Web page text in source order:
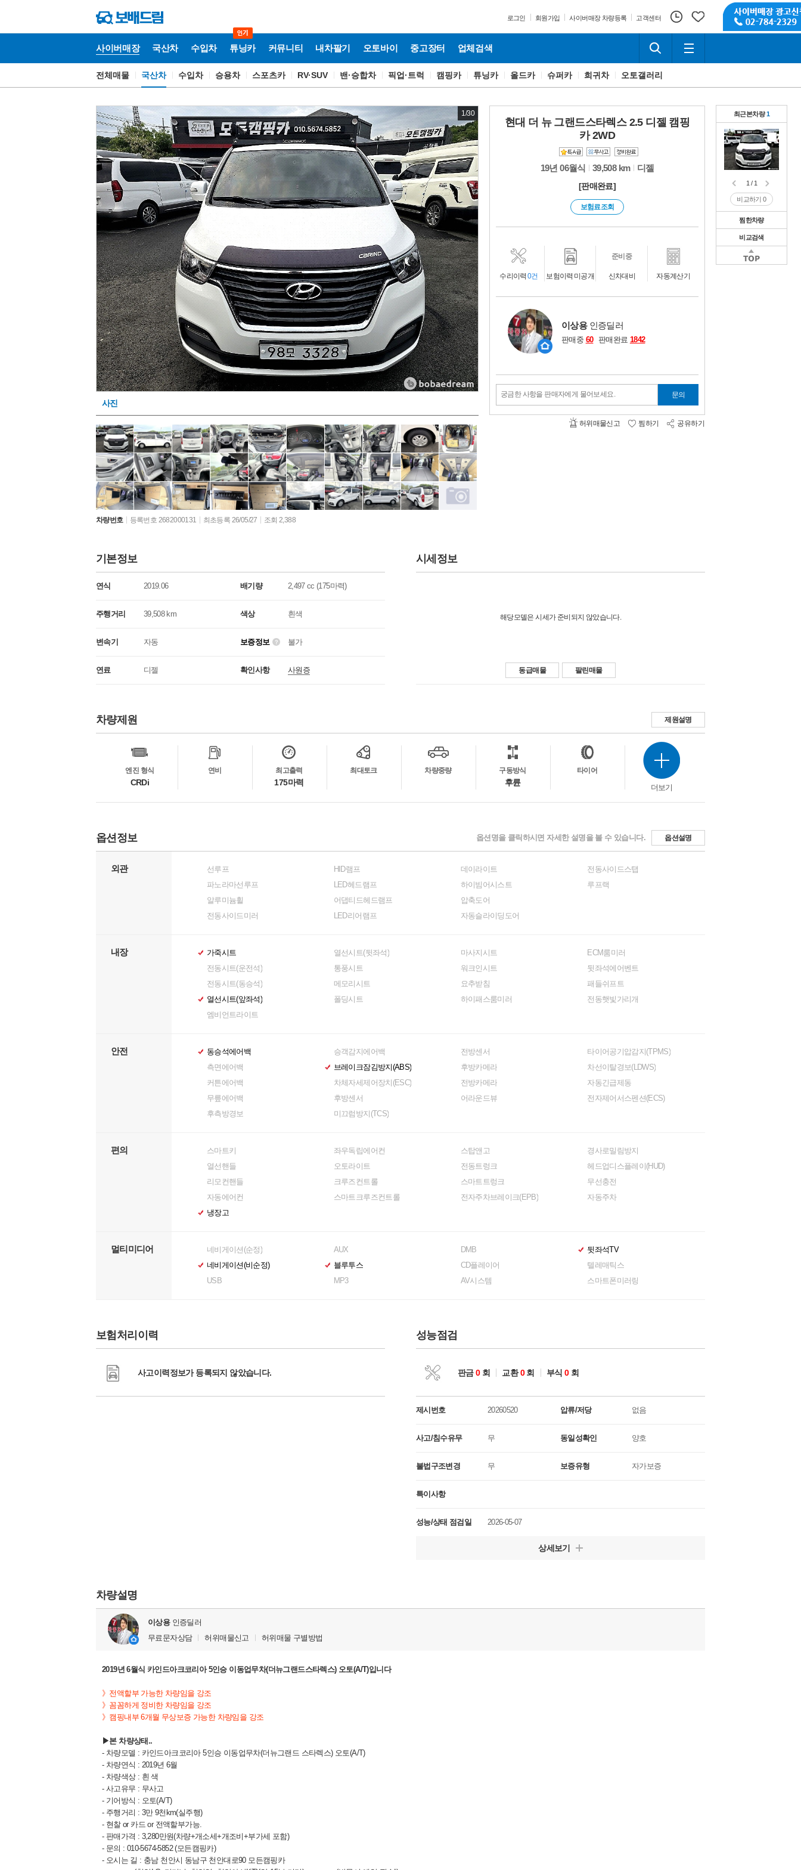
로그인 회원가입 사이버매장 차량등록 고객센터
사이버매장 국산차 수입차 튜닝카 커뮤니티 내차팔기 오토바이 중고장터 업체검색
사
전체매물 국산차 수입차 승용차 스포츠카 RV·SUV 밴·승합차 픽업·트럭 캠핑카 튜닝카 올드카 슈퍼카 희귀차 오토갤러리
1/30
사진
차량번호 등록번호 2682000131 최초등록 26/05/27 조회 2,388
현대 더 뉴 그랜드스타렉스 2.5 디젤 캠핑
카 2WD
19년 06월식 39,508 km 디젤
[판매완료]
보험료조회
수리이력 0건 보험이력 미공개 신차대비
준비중
자동계산기
이상용인증딜러
판매중 60 판매완료 1842
궁금한 사항을 판매자에게 물어보세요. 문의
허위매물신고 찜하기 공유하기
기본정보
연식 2019.06 배기량 2,497 cc (175마력)
주행거리 39,508 km 색상 흰색
변속기 자동 보증정보 불가
연료 디젤 확인사항 사원증
시세정보
해당모델은 시세가 준비되지 않았습니다.
동급매물 팔린매물
차량제원
제원설명
엔진 형식
CRDi
연비 최고출력
175마력
최대토크 차량중량 구동방식
후륜
타이어
더보기
옵션정보 옵션명을 클릭하시면 자세한 설명을 볼 수 있습니다. 옵션설명
외관
선루프
파노라마선루프
알루미늄휠
전동사이드미러
HID램프
LED헤드램프
어댑티드헤드램프
LED리어램프
데이라이트
하이빔어시스트
압축도어
자동슬라이딩도어
전동사이드스탭
루프랙
내장
가죽시트
전동시트(운전석)
전동시트(동승석)
열선시트(앞좌석)
열선시트(뒷좌석)
통풍시트
메모리시트
폴딩시트
마사지시트
워크인시트
요추받침
하이패스룸미러
ECM룸미러
뒷좌석에어벤트
패들쉬프트
전동햇빛가리개
엠비언트라이트
안전
동승석에어백
측면에어백
커튼에어백
무릎에어백
승객감지에어백
브레이크잠김방지(ABS)
차체자세제어장치(ESC)
후방센서
전방센서
후방카메라
전방카메라
어라운드뷰
타이어공기압감지(TPMS)
차선이탈경보(LDWS)
자동긴급제동
전자제어서스펜션(ECS)
후측방경보
미끄럼방지(TCS)
편의
스마트키
열선핸들
리모컨핸들
자동에어컨
좌우독립에어컨
오토라이트
크루즈컨트롤
스마트크루즈컨트롤
스탑앤고
전동트렁크
스마트트렁크
전자주차브레이크(EPB)
경사로밀림방지
헤드업디스플레이(HUD)
무선충전
자동주차
냉장고
멀티미디어
네비게이션(순정)
네비게이션(비순정)
USB
AUX
블루투스
MP3
DMB
CD플레이어
AV시스템
뒷좌석TV
텔레매틱스
스마트폰미러링
보험처리이력
사고이력정보가 등록되지 않았습니다.
성능점검
판금0회 교환0회 부식0회
제시번호 20260520 압류/저당 없음
사고/침수유무 무 동일성확인 양호
불법구조변경 무 보증유형 자가보증
특이사항
성능/상태 점검일 2026-05-07
상세보기
차량설명
이상용인증딜러
무료문자상담
허위매물신고 허위매물 구별방법
2019년 6월식 카인드아크코리아 5인승 이동업무차(더뉴그랜드스타렉스) 오토(A/T)입니다
》전액할부 가능한 차량임을 강조
》꼼꼼하게 정비한 차량임을 강조
》캠핑내부 6개월 무상보증 가능한 차량임을 강조
▶본 차량상태..
- 차량모델 : 카인드아크코리아 5인승 이동업무차(더뉴그랜드 스타렉스) 오토(A/T)
- 차량연식 : 2019년 6월
- 차량색상 : 흰 색
- 사고유무 : 무사고
- 기어방식 : 오토(A/T)
- 주행거리 : 3만 9천km(실주행)
- 현찰 or 카드 or 전액할부가능.
- 판매가격 : 3,280만원(차량+개소세+개조비+부가세 포함)
- 문의 : 010-5674-5852 (모든캠핑카)
- 오시는 길 : 충남 천안시 동남구 천안대로90 모든캠핑카
최근본차량1
1 / 1
비교하기0
찜한차량
1 / 1
비교하기
비교검색
1 / 1